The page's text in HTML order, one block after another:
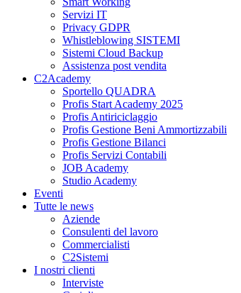
Servizi IT
Privacy GDPR
Whistleblowing SISTEMI
Sistemi Cloud Backup
Assistenza post vendita
C2Academy
Sportello QUADRA
Profis Start Academy 2025
Profis Antiriciclaggio
Profis Gestione Beni Ammortizzabili
Profis Gestione Bilanci
Profis Servizi Contabili
JOB Academy
Studio Academy
Eventi
Tutte le news
Aziende
Consulenti del lavoro
Commercialisti
C2Sistemi
I nostri clienti
Interviste